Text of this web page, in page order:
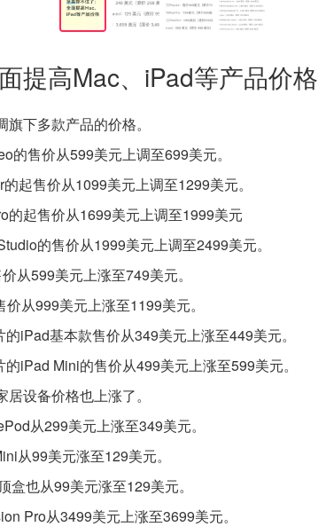
提高Mac、iPad等产品价格
下多款产品的价格。
的售价从599美元上调至699美元。
起售价从1099美元上调至1299美元。
的起售价从1699美元上调至1999美元
的售价从1999美元上调至2499美元。
从599美元上涨至749美元。
从999美元上涨至1199美元。
iPad基本款售价从349美元上涨至449美元。
iPad Mini的售价从499美元上涨至599美元。
设备价格也上涨了。
从299美元上涨至349美元。
从99美元涨至129美元。
盒也从99美元涨至129美元。
Pro从3499美元上涨至3699美元。